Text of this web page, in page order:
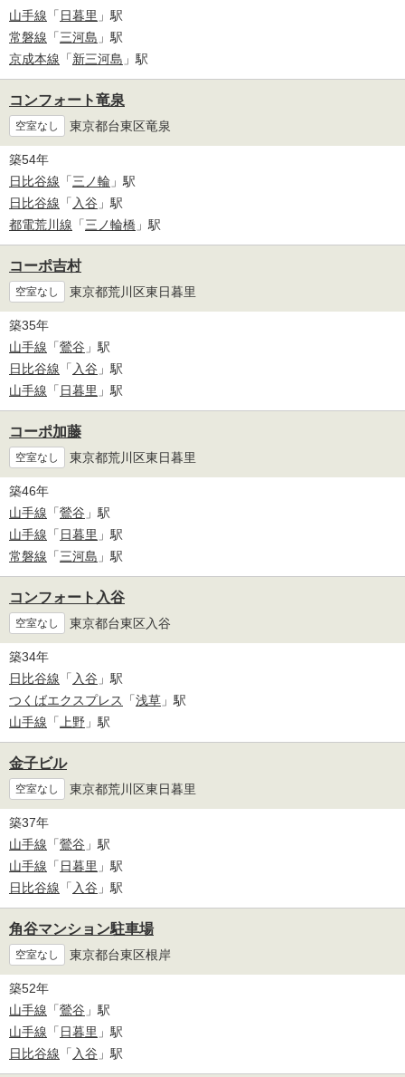
山手線 「 日暮里 」駅
常磐線 「三河島 」駅
京成本線 「新三河島 」駅
コンフォート竜泉
空室なし 東京都台東区竜泉
築54年
日比谷線 「三ノ輪 」駅
日比谷線 「 入谷 」駅
都電荒川線 「三ノ輪橋 」駅
コーポ吉村
空室なし 東京都荒川区東日暮里
築35年
山手線 「鶯谷 」駅
日比谷線 「 入谷 」駅
山手線 「 日暮里 」駅
コーポ加藤
空室なし 東京都荒川区東日暮里
築46年
山手線 「鶯谷 」駅
山手線 「 日暮里 」駅
常磐線 「三河島 」駅
コンフォート入谷
空室なし 東京都台東区入谷
築34年
日比谷線 「 入谷 」駅
つくばエクスプレス
「浅草 」駅
山手線 「 上野 」駅
金子ビル
空室なし 東京都荒川区東日暮里
築37年
山手線 「鶯谷 」駅
山手線 「 日暮里 」駅
日比谷線 「 入谷 」駅
角谷マンション駐車場
空室なし 東京都台東区根岸
築52年
山手線 「鶯谷 」駅
山手線 「 日暮里 」駅
日比谷線 「 入谷 」駅